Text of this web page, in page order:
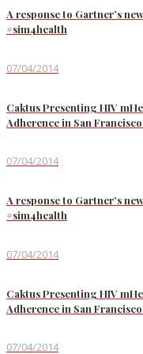
A response to Gartner’s
#sim4health
07/04/2014
Caktus Presenting HIV
Adherence in San
07/04/2014
A response to Gartner’s
#sim4health
07/04/2014
Caktus Presenting HIV
Adherence in San
07/04/2014